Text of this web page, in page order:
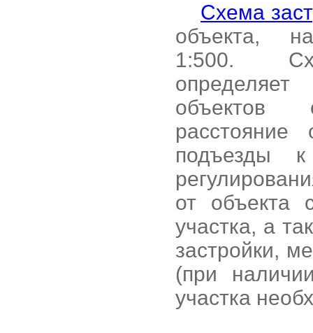
Схема
объекта,
1:500.
объектов
подъезды
от объекта
участка, а
застройки,
(при
участка